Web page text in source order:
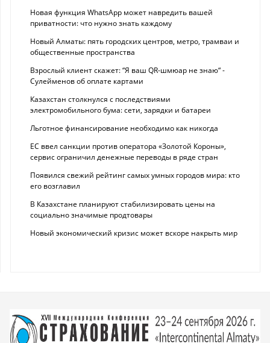
Новая функция WhatsApp может навредить вашей
приватности: что нужно знать каждому
Новый Алматы: пять городских центров, метро, трамваи и
общественные пространства
Взрослый клиент скажет: “Я ваш QR-шмюар не знаю“ -
Сулейменов об оплате картами
Казахстан столкнулся с последствиями
электромобильного бума: сети, зарядки и батареи
Льготное финансирование необходимо как никогда
ЕС ввел санкции против оператора «Золотой Короны»,
сервис ограничил денежные переводы в ряде стран
Появился свежий рейтинг самых умных городов мира: кто
его возглавил
В Казахстане планируют стабилизировать цены на
социально значимые продтовары
Новый экономический кризис может вскоре накрыть мир